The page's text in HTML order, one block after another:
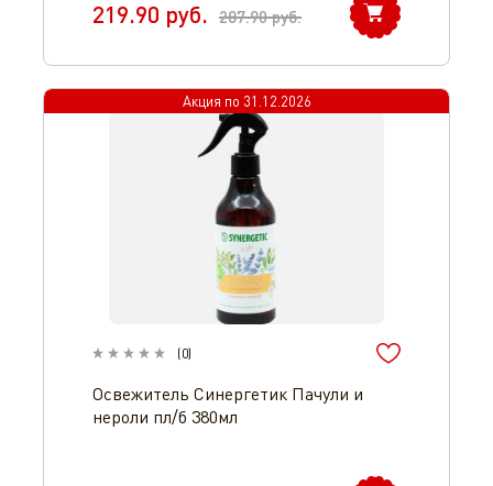
219.90 руб. 287.90руб.
Акция по 31.12.2026
(0)
Освежитель Синергетик Пачули и
нероли пл/б 380мл